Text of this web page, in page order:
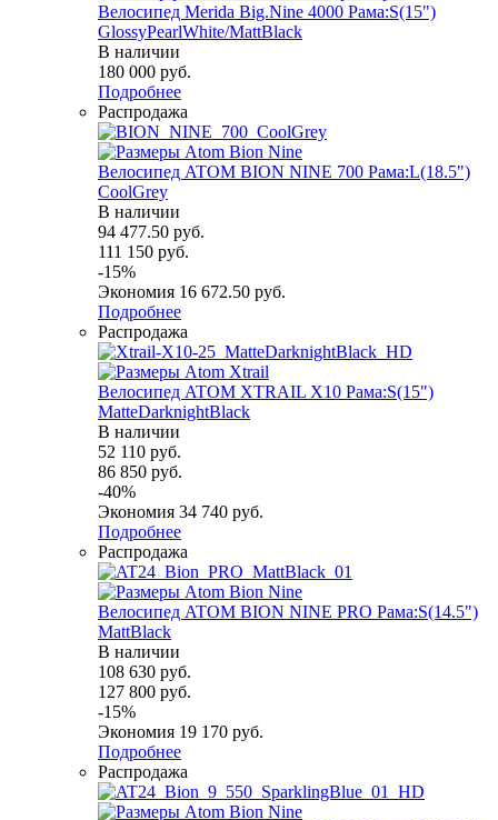
Велосипед Merida Big.Nine 4000 Рама:S(15")
GlossyPearlWhite/MattBlack
В наличии
180 000 руб.
Подробнее
Распродажа
Велосипед ATOM BION NINE 700 Рама:L(18.5")
СoolGrey
В наличии
94 477.50 руб.
111 150 руб.
-15%
Экономия 16 672.50 руб.
Подробнее
Распродажа
Велосипед ATOM XTRAIL X10 Рама:S(15")
MatteDarknightBlack
В наличии
52 110 руб.
86 850 руб.
-40%
Экономия 34 740 руб.
Подробнее
Распродажа
Велосипед ATOM BION NINE PRO Рама:S(14.5")
MattBlack
В наличии
108 630 руб.
127 800 руб.
-15%
Экономия 19 170 руб.
Подробнее
Распродажа